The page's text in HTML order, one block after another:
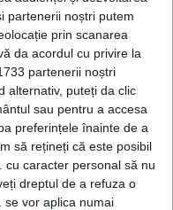
partenerii noștri putem
prin scanarea
da acordul cu privire la
partenerii noștri
alternativ, puteți da clic
sau pentru a accesa
preferințele înainte de a
să rețineți că este posibil
cu caracter personal să nu
dreptul de a refuza o
se vor aplica numai
necesarului
regenerabile, iar
izolată termic, cu
Gheorghiu a mai
impactul
clădirile vor avea
al
cheltuielile vor fi